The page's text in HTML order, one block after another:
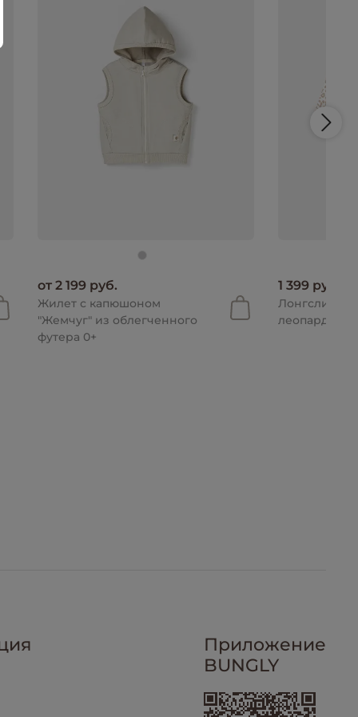
от 2 199 руб.
Жилет с капюшоном
"Жемчуг" из облегченного
футера 0+
1 399 руб.
Лонгслив
леопард" 0+
Приложение
BUNGLY